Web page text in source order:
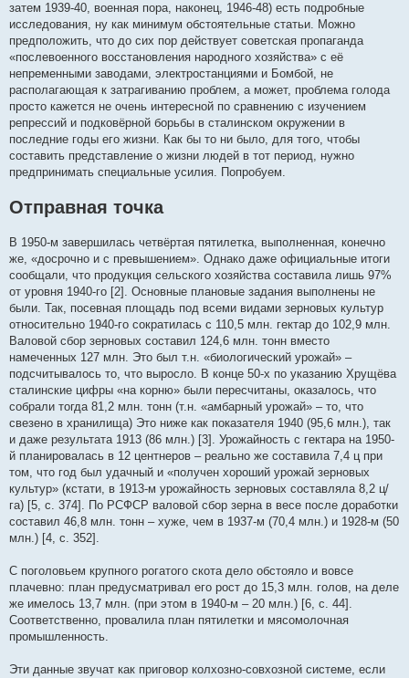
затем 1939-40, военная пора, наконец, 1946-48) есть подробные
исследования, ну как минимум обстоятельные статьи. Можно
предположить, что до сих пор действует советская пропаганда
«послевоенного восстановления народного хозяйства» с её
непременными заводами, электростанциями и Бомбой, не
располагающая к затрагиванию проблем, а может, проблема голода
просто кажется не очень интересной по сравнению с изучением
репрессий и подковёрной борьбы в сталинском окружении в
последние годы его жизни. Как бы то ни было, для того, чтобы
составить представление о жизни людей в тот период, нужно
предпринимать специальные усилия. Попробуем.
Отправная точка
В 1950-м завершилась четвёртая пятилетка, выполненная, конечно
же, «досрочно и с превышением». Однако даже официальные итоги
сообщали, что продукция сельского хозяйства составила лишь 97%
от уровня 1940-го [2]. Основные плановые задания выполнены не
были. Так, посевная площадь под всеми видами зерновых культур
относительно 1940-го сократилась с 110,5 млн. гектар до 102,9 млн.
Валовой сбор зерновых составил 124,6 млн. тонн вместо
намеченных 127 млн. Это был т.н. «биологический урожай» –
подсчитывалось то, что выросло. В конце 50-х по указанию Хрущёва
сталинские цифры «на корню» были пересчитаны, оказалось, что
собрали тогда 81,2 млн. тонн (т.н. «амбарный урожай» – то, что
свезено в хранилища) Это ниже как показателя 1940 (95,6 млн.), так
и даже результата 1913 (86 млн.) [3]. Урожайность с гектара на 1950-
й планировалась в 12 центнеров – реально же составила 7,4 ц при
том, что год был удачный и «получен хороший урожай зерновых
культур» (кстати, в 1913-м урожайность зерновых составляла 8,2 ц/
га) [5, c. 374]. По РСФСР валовой сбор зерна в весе после доработки
составил 46,8 млн. тонн – хуже, чем в 1937-м (70,4 млн.) и 1928-м (50
млн.) [4, с. 352].
С поголовьем крупного рогатого скота дело обстояло и вовсе
плачевно: план предусматривал его рост до 15,3 млн. голов, на деле
же имелось 13,7 млн. (при этом в 1940-м – 20 млн.) [6, c. 44].
Cоответственно, провалила план пятилетки и мясомолочная
промышленность.
Эти данные звучат как приговор колхозно-совхозной системе, если